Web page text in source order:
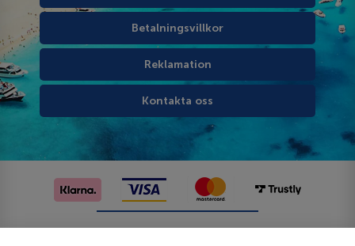
Betalningsvillkor
Reklamation
Kontakta oss